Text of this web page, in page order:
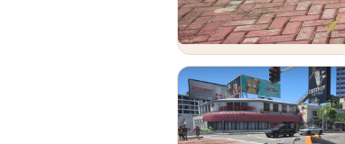
обновление для исправления
проблем финала ограбления